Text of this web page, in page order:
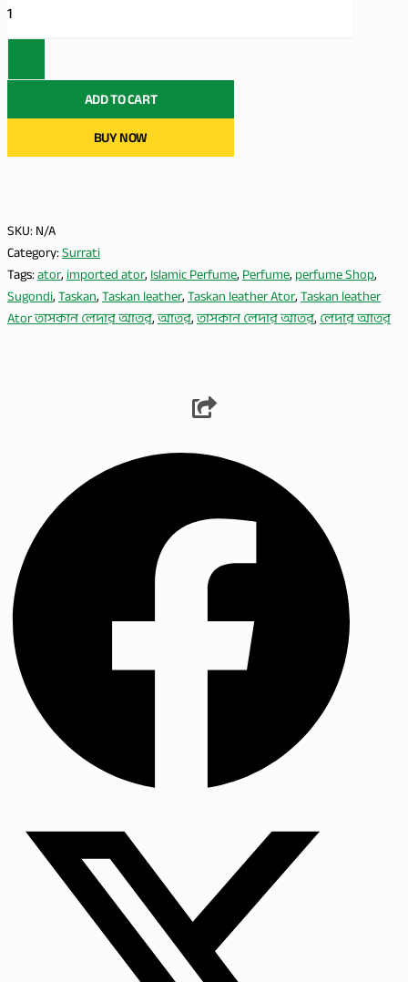
ADD TO CART
BUY NOW
SKU:N/A
Category:Surrati
Tags:ator,imported ator,Islamic Perfume,Perfume,perfume Shop,
Sugondi,Taskan,Taskan leather,Taskan leather Ator,Taskan leather
Ator তাসকান লেদার আতর,আতর,তাসকান লেদার আতর,লেদার আতর